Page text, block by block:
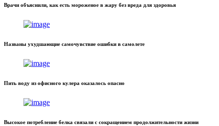
Врачи объяснили, как есть мороженое в жару без вреда для здоровья
Названы ухудшающие самочувствие ошибки в самолете
Пить воду из офисного кулера оказалось опасно
Высокое потребление белка связали с сокращением продолжительности жизни